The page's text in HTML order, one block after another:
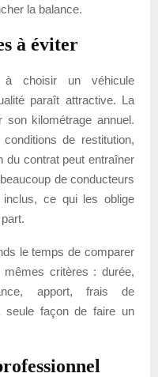
la balance.
à éviter
à choisir un véhicule
paraît attractive. La
son kilométrage annuel.
de restitution,
du contrat peut entraîner
de conducteurs
ce qui les oblige
le temps de comparer
critères : durée,
apport, frais de
seule façon de faire un